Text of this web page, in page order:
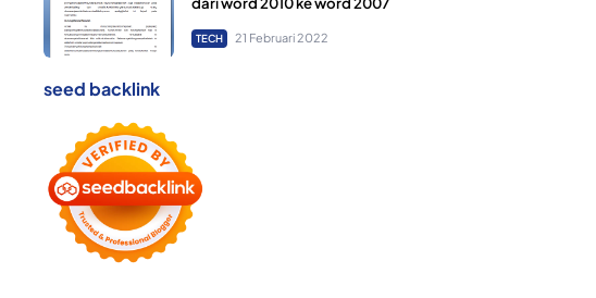
TECH 21 Februari 2022
seed backlink